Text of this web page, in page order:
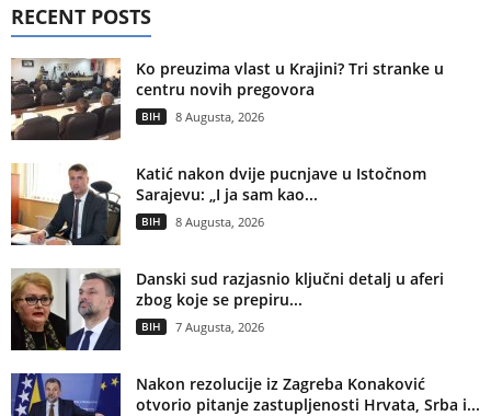
RECENT POSTS
Ko preuzima vlast u Krajini? Tri stranke u
centru novih pregovora
BIH 8 Augusta, 2026
Katić nakon dvije pucnjave u Istočnom
Sarajevu: „I ja sam kao...
BIH 8 Augusta, 2026
Danski sud razjasnio ključni detalj u aferi
zbog koje se prepiru...
BIH 7 Augusta, 2026
Nakon rezolucije iz Zagreba Konaković
otvorio pitanje zastupljenosti Hrvata, Srba i...